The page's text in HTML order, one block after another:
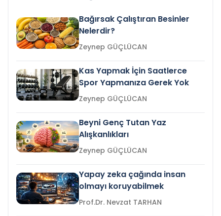
Bağırsak Çalıştıran Besinler
Nelerdir?
Zeynep GÜÇLÜCAN
Kas Yapmak İçin Saatlerce
Spor Yapmanıza Gerek Yok
Zeynep GÜÇLÜCAN
Beyni Genç Tutan Yaz
Alışkanlıkları
Zeynep GÜÇLÜCAN
Yapay zeka çağında insan
olmayı koruyabilmek
Prof.Dr. Nevzat TARHAN